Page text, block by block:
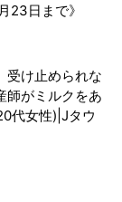
23日まで》
受け止められな
師がミルクをあ
代女性)|Jタウ